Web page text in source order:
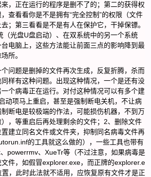
，正在运行的程序是删不了的；第二的获得权
查看看你是不是拥有“完全控制”的权限（文件
；第三看看是不是有人在保护它，干掉保镖。
（光盘U盘启动）、在双系统中的另一个系统
电脑上，这些方法能让前面三点的影响降到最
所。
题是删掉的文件再次生成，反复折腾，杀而
样有这种问题。出现这种情况，一个是还有没
个病毒正在运行。对付这种情况可以有多个建
动项马上重启，甚至是强制断电关机，不让病
断电是较极端的作法，可能损伤机器，不到万
，等重启后再处理剩余的文件；2、删除文件
建立同名文件或文件夹，抑制同名病毒文件再
的工具就这么做的），一些工具也带有
powerrmv、XueTr等（不过注意，如果病毒是
件，如假冒explorer.exe，而正牌的explorer.e
，此时此法就不适用，应恢复原有文件才是正